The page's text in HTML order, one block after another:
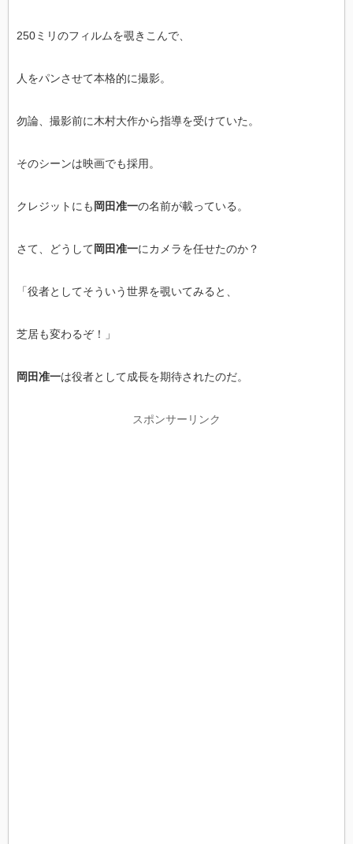
250ミリのフィルムを覗きこんで、
人をパンさせて本格的に撮影。
勿論、撮影前に木村大作から指導を受けていた。
そのシーンは映画でも採用。
クレジットにも 岡田准一の名前が載っている。
さて、どうして岡田准一にカメラを任せたのか？
「役者としてそういう世界を覗いてみると、
芝居も変わるぞ！」
岡田准一は役者として成長を期待されたのだ。
スポンサーリンク